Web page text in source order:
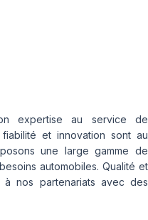
expertise au service de
fiabilité et innovation sont au
une large gamme de
automobiles. Qualité et
à nos partenariats avec des